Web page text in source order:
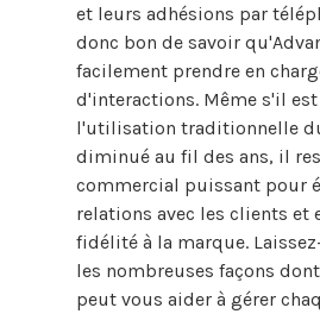
et leurs adhésions par
donc bon de savoir
facilement prendre en
d'interactions. Même s'il
l'utilisation traditionnelle
diminué au fil des ans, il
commercial puissant pour
relations avec les clients et
fidélité à la marque.
les nombreuses façons
peut vous aider à gérer